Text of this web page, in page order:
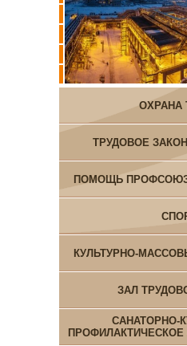
ОХРАНА
ТРУДОВОЕ
ПОМОЩЬ
КУЛЬТУРНО-
ЗАЛ
САНАТОРНО-